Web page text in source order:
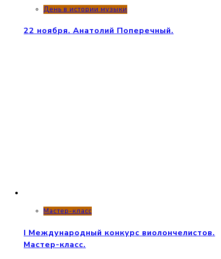
День в истории музыки
22 ноября. Анатолий Поперечный.
Мастер-класс
I Международный конкурс виолончелистов.
Мастер-класс.